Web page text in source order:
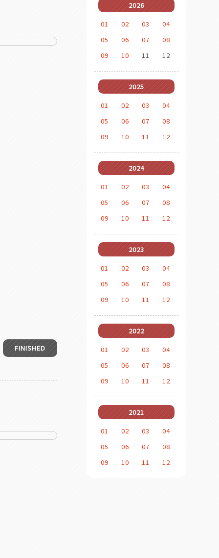
FINISHED
2026
01
02 03
04
05
06 07
08
09
10 11 12
2025
01
02 03
04
05
06 07
08
09
10 11 12
2024
01
02 03
04
05
06 07
08
09
10 11 12
2023
01
02 03
04
05
06 07
08
09
10 11 12
2022
01
02 03
04
05
06 07
08
09
10 11 12
2021
01
02 03
04
05
06 07
08
09
10 11 12